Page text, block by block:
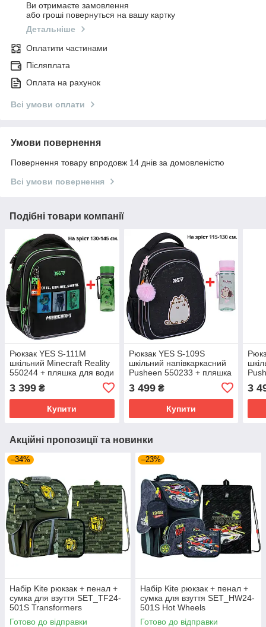
Ви отримаєте замовлення
або гроші повернуться на вашу картку
Детальніше
Оплатити частинами
Післяплата
Оплата на рахунок
Всі умови оплати
Умови повернення
Повернення товару впродовж 14 днів за домовленістю
Всі умови повернення
Подібні товари компанії
Рюкзак YES S-111M
шкільний Minecraft Reality
550244 + пляшка для води
3 399 ₴
Купити
Рюкзак YES S-109S
шкільний напівкаркасний
Pusheen 550233 + пляшка
3 499₴
Купити
3
Акційні пропозиції та новинки
–34%
Набір Kite рюкзак + пенал +
сумка для взуття SET_TF24-
501S Transformers
Готово до відправки
–23%
Набір Kite рюкзак + пенал +
сумка для взуття SET_HW24-
501S Hot Wheels
Готово до відправки